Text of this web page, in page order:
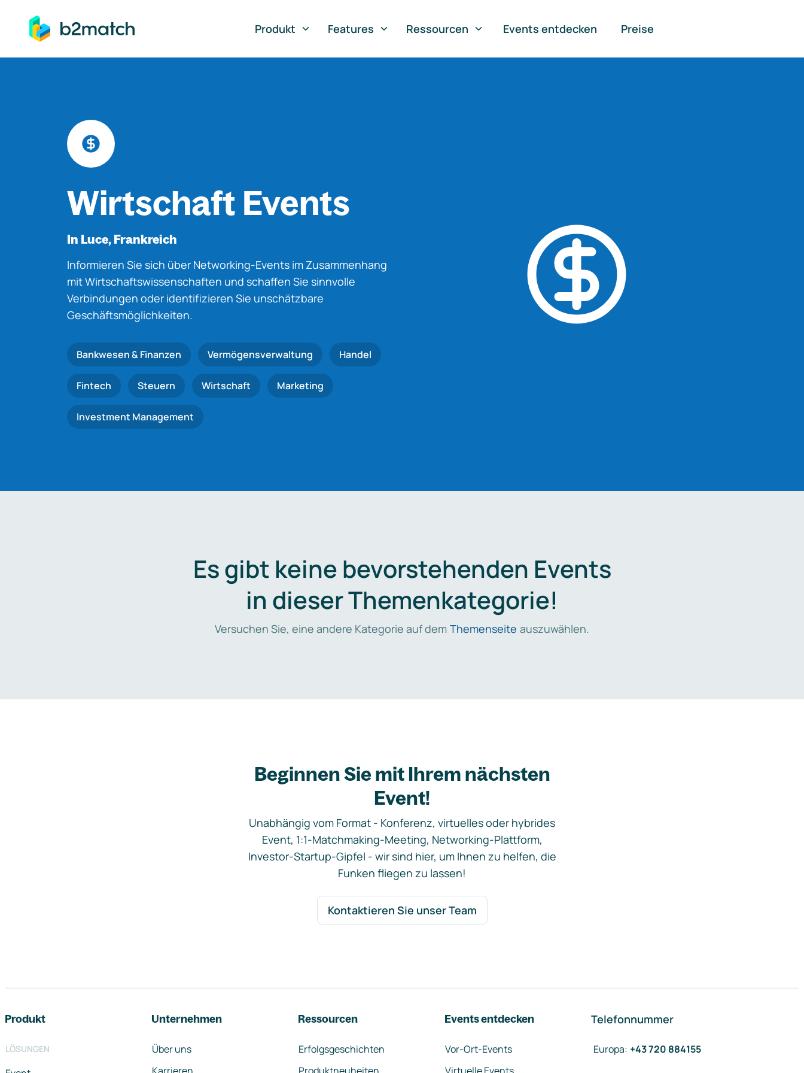
springen
Produkt
Features Ressourcen Events entdecken Preise
Wirtschaft Events
In Luce, Frankreich
Informieren Sie sich über Networking-Events im Zusammenhang
mit Wirtschaftswissenschaften und schaffen Sie sinnvolle
Verbindungen oder identifizieren Sie unschätzbare
Geschäftsmöglichkeiten.
Bankwesen & Finanzen Vermögensverwaltung Handel
Fintech Steuern Wirtschaft Marketing
Investment Management
Es gibt keine bevorstehenden Events
in dieser Themenkategorie!
Versuchen Sie, eine andere Kategorie auf dem Themenseite auszuwählen.
Beginnen Sie mit Ihrem nächsten
Event!
Unabhängig vom Format - Konferenz, virtuelles oder hybrides
Event, 1:1-Matchmaking-Meeting, Networking-Plattform,
Investor-Startup-Gipfel - wir sind hier, um Ihnen zu helfen, die
Funken fliegen zu lassen!
Kontaktieren Sie unser Team
Produkt
LÖSUNGEN
Unternehmen
Über uns
Ressourcen
Erfolgsgeschichten
Events entdecken
Vor-Ort-Events
Telefonnummer
Europa: +43 720 884155